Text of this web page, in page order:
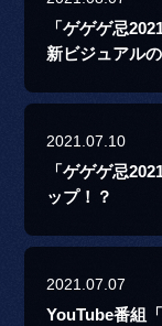
「ゲゲゲ忌
新ビジュアル
2021.07.10
「ゲゲゲ忌
ップ！？
2021.07.07
YouTube番組